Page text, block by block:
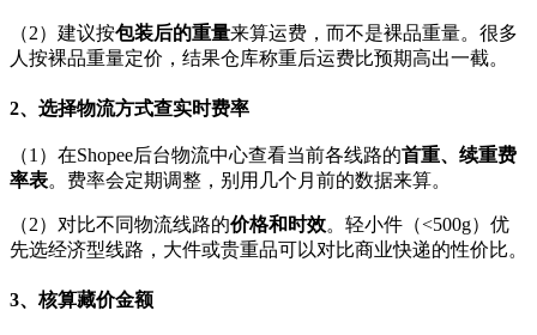
（2）建议按包装后的重量来算运费，而不是裸品重量。很多
人按裸品重量定价，结果仓库称重后运费比预期高出一截。
2、选择物流方式查实时费率
（1）在Shopee后台物流中心查看当前各线路的首重、续重费
率表。费率会定期调整，别用几个月前的数据来算。
（2）对比不同物流线路的价格和时效。轻小件（<500g）优
先选经济型线路，大件或贵重品可以对比商业快递的性价比。
3、核算藏价金额